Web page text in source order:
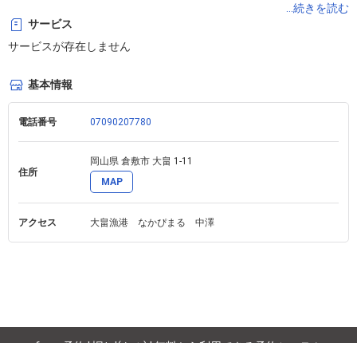
最終出船判断は前日18時、出船時間、釣り物確認も前日に連絡致し
ます。
(電話での連絡となりますので予約の際には連絡の取れる電話番号を
チャーター希望の方はお電話にて連絡ください。
...続きを読む
サービス
サービスが存在しません
基本情報
電話番号 07090207780
住所
岡山県 倉敷市 大畠 1-11
MAP
アクセス 大畠漁港　なかぴまる　中澤